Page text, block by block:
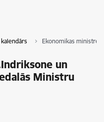
Ekonomikas ministre
un
Ministru